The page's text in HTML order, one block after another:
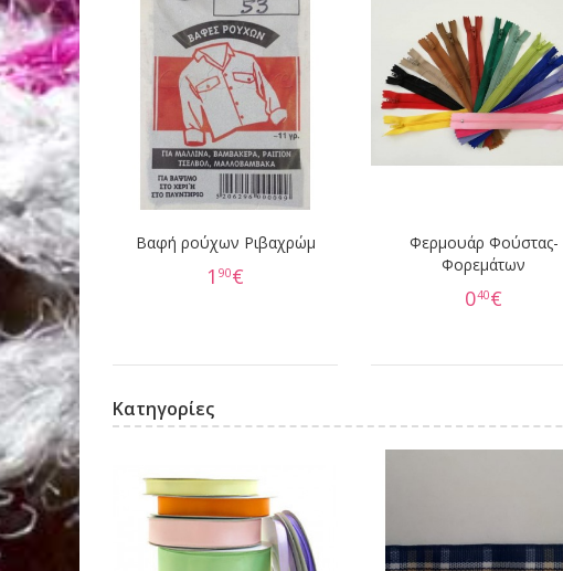
Βαφή ρούχων Ριβαχρώμ
1 90€
Φερμουάρ Φούστας-
Φορεμάτων
040€
Κατηγορίες